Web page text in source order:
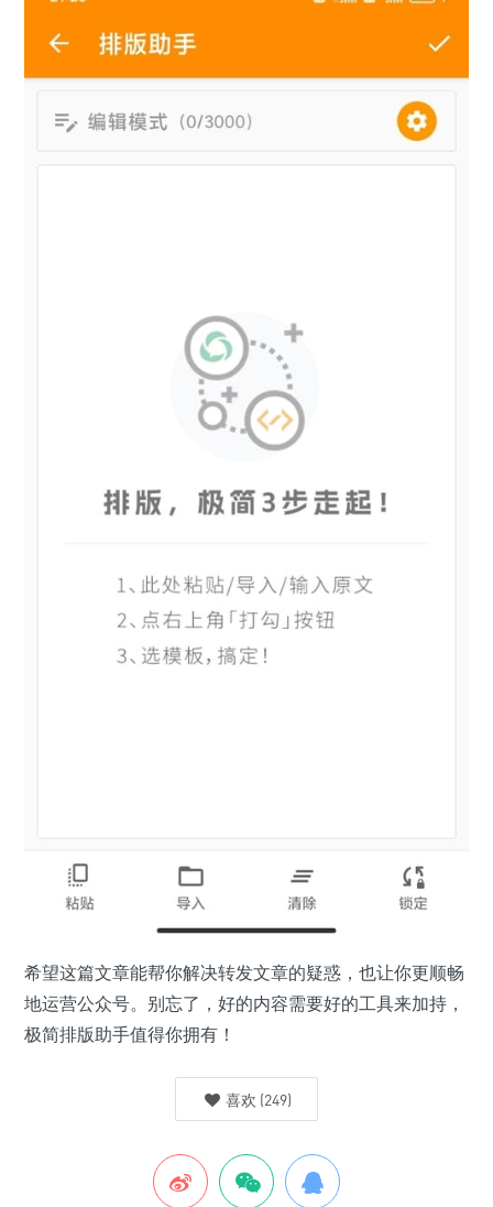
希望这篇文章能帮你解决转发文章的疑惑，也让你更顺畅
地运营公众号。别忘了，好的内容需要好的工具来加持，
极简排版助手值得你拥有！
喜欢 (249)